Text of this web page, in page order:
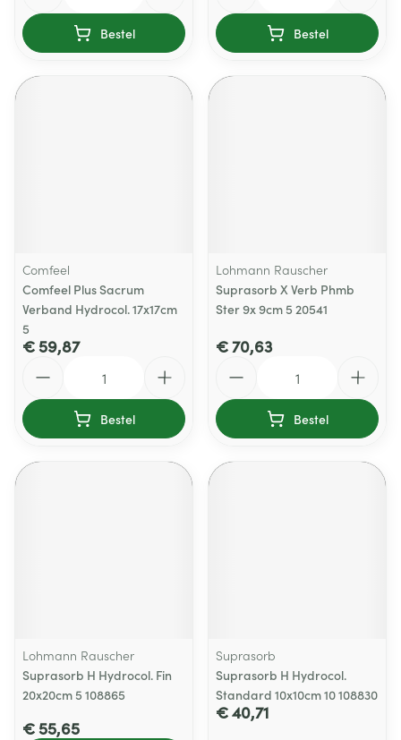
Bestel Bestel
Comfeel
Comfeel Plus Sacrum
Verband Hydrocol. 17x17cm
5
€ 59,87
Bestel
Lohmann Rauscher
Suprasorb X Verb Phmb
Ster 9x 9cm 5 20541
€ 70,63
Bestel
Lohmann Rauscher
Suprasorb H Hydrocol. Fin
20x20cm 5 108865
€ 55,65
Suprasorb
Suprasorb H Hydrocol.
Standard 10x10cm 10 108830
€ 40,71